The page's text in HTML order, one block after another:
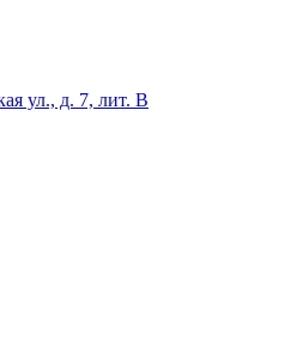
ул., д. 7, лит. В